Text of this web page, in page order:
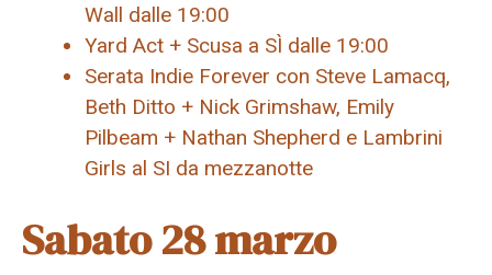
Wall dalle 19:00
Yard Act + Scusa a SÌ dalle 19:00
Serata Indie Forever con Steve Lamacq,
Beth Ditto + Nick Grimshaw, Emily
Pilbeam + Nathan Shepherd e Lambrini
Girls al SI da mezzanotte
Sabato 28 marzo